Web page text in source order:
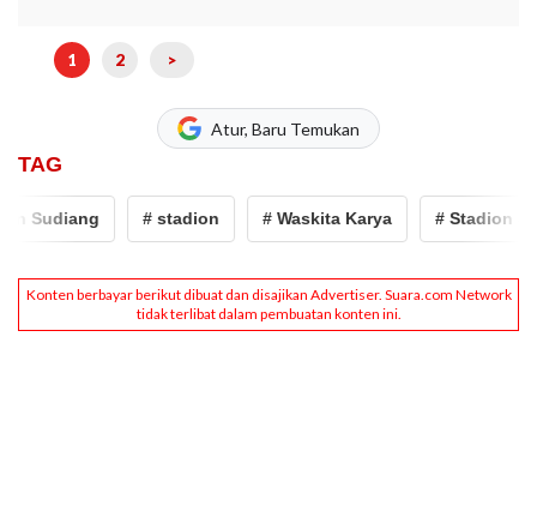
1 2 >
Atur, Baru Temukan
TAG
Sudiang # stadion # Waskita Karya # Stadion